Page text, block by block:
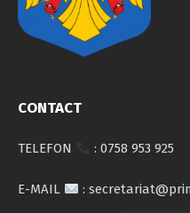
CONTACT
TELEFON : 0758 953 925
E-MAIL :